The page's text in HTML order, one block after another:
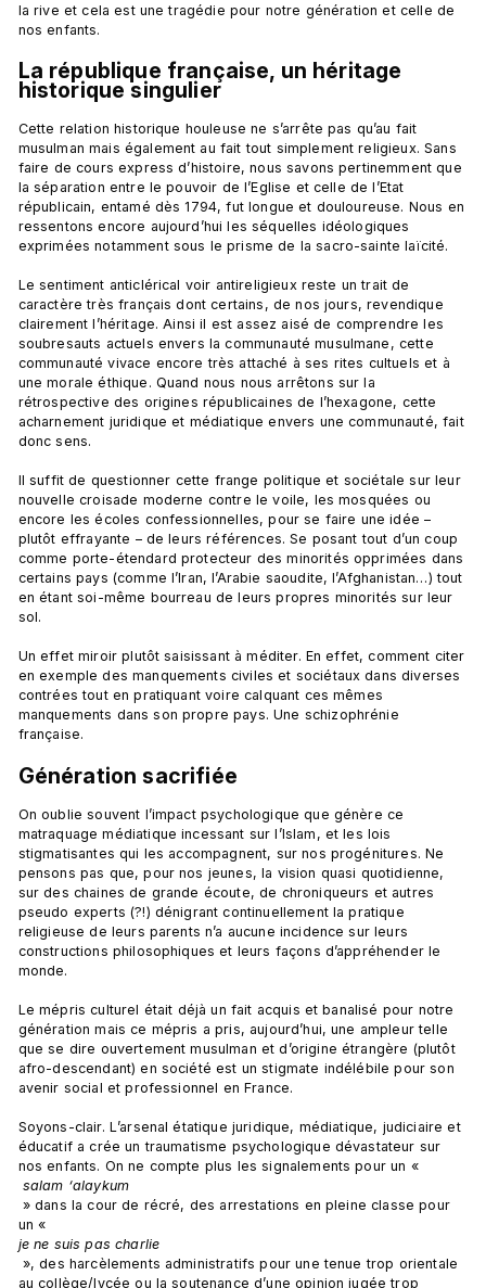
la rive et cela est une tragédie pour notre génération et celle de
La république française, un héritage
historique singulier
Cette relation historique houleuse ne s’arrête pas qu’au fait
musulman mais également au fait tout simplement religieux. Sans
faire de cours express d’histoire, nous savons pertinemment que
la séparation entre le pouvoir de l’Eglise et celle de l’Etat
républicain, entamé dès 1794, fut longue et douloureuse. Nous en
ressentons encore aujourd’hui les séquelles idéologiques
exprimées notamment sous le prisme de la sacro-sainte laïcité.
Le sentiment anticlérical voir antireligieux reste un trait de
caractère très français dont certains, de nos jours, revendique
clairement l’héritage. Ainsi il est assez aisé de comprendre les
soubresauts actuels envers la communauté musulmane, cette
communauté vivace encore très attaché à ses rites cultuels et à
une morale éthique. Quand nous nous arrêtons sur la
rétrospective des origines républicaines de l’hexagone, cette
acharnement juridique et médiatique envers une communauté, fait
donc sens.
Il suffit de questionner cette frange politique et sociétale sur leur
nouvelle croisade moderne contre le voile, les mosquées ou
encore les écoles confessionnelles, pour se faire une idée –
plutôt effrayante – de leurs références. Se posant tout d’un coup
comme porte-étendard protecteur des minorités opprimées dans
certains pays (comme l’Iran, l’Arabie saoudite, l’Afghanistan…) tout
en étant soi-même bourreau de leurs propres minorités sur leur
sol.
Un effet miroir plutôt saisissant à méditer. En effet, comment citer
en exemple des manquements civiles et sociétaux dans diverses
contrées tout en pratiquant voire calquant ces mêmes
manquements dans son propre pays. Une schizophrénie
Génération sacrifiée
On oublie souvent l’impact psychologique que génère ce
matraquage médiatique incessant sur l’Islam, et les lois
stigmatisantes qui les accompagnent, sur nos progénitures. Ne
pensons pas que, pour nos jeunes, la vision quasi quotidienne,
sur des chaines de grande écoute, de chroniqueurs et autres
pseudo experts (?!) dénigrant continuellement la pratique
religieuse de leurs parents n’a aucune incidence sur leurs
constructions philosophiques et leurs façons d’appréhender le
monde.
Le mépris culturel était déjà un fait acquis et banalisé pour notre
génération mais ce mépris a pris, aujourd’hui, une ampleur telle
que se dire ouvertement musulman et d’origine étrangère (plutôt
afro-descendant) en société est un stigmate indélébile pour son
avenir social et professionnel en France.
Soyons-clair. L’arsenal étatique juridique, médiatique, judiciaire et
éducatif a crée un traumatisme psychologique dévastateur sur
nos enfants. On ne compte plus les signalements pour un «
salam ‘alaykum
un «
je ne suis pas charlie
au collège/lycée ou la soutenance d’une opinion jugée trop